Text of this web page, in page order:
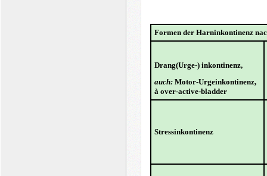
Formen der Harninkontinenz
Drang(Urge-) inkontinenz,
auch: Motor-Urgeinkontinenz,
àover-active-bladder
Stressinkontinenz